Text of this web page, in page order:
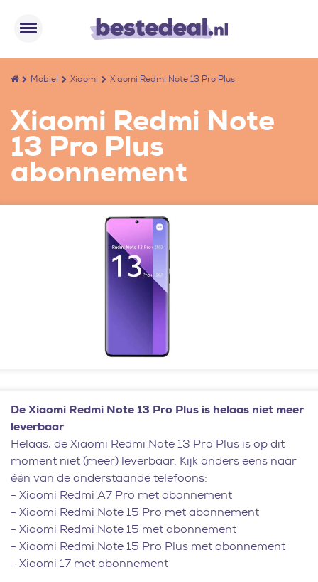
Mobiel Xiaomi Xiaomi Redmi Note 13 Pro Plus
Xiaomi Redmi Note
13 Pro Plus
abonnement
De Xiaomi Redmi Note 13 Pro Plus is helaas niet meer
leverbaar
Helaas, de Xiaomi Redmi Note 13 Pro Plus is op dit
moment niet (meer) leverbaar. Kijk anders eens naar
één van de onderstaande telefoons:
- Xiaomi Redmi A7 Pro met abonnement
- Xiaomi Redmi Note 15 Pro met abonnement
- Xiaomi Redmi Note 15 met abonnement
- Xiaomi Redmi Note 15 Pro Plus met abonnement
- Xiaomi 17 met abonnement